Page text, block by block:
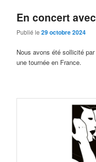
En concert
Publié le29 octobre 2024
Nous avons été sollicité
une tournée en France.